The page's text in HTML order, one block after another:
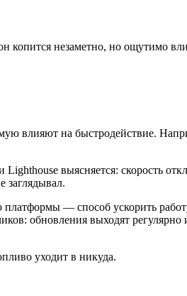
копится незаметно, но ощутимо
влияют на быстродействие.
выясняется: скорость
заглядывал.
— способ ускорить
обновления выходят
уходит в никуда.